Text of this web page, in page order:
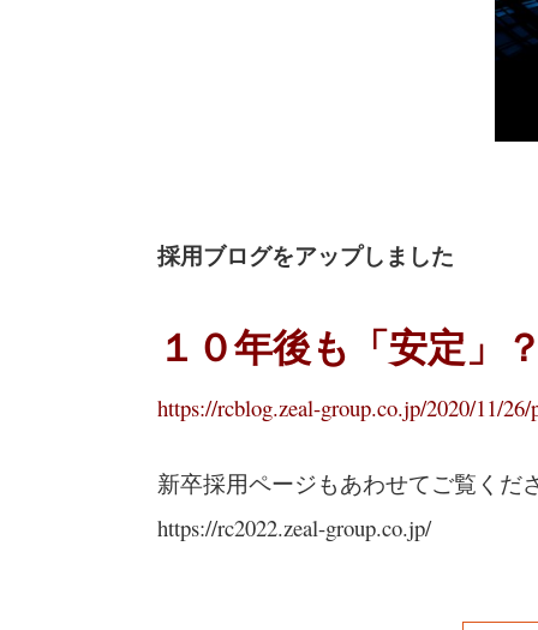
採用ブログをアップしました
１０年後も「安定」
https://rcblog.zeal-group.co.jp/2020/11/26/
新卒採用ページもあわせてご覧くだ
https://rc2022.zeal-group.co.jp/